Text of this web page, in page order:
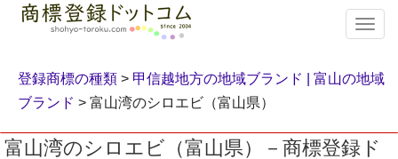
T
o
g
n
a
登録商標の種類 > 甲信越地方の地域ブランド | 富山の地域
ブランド > 富山湾のシロエビ（富山県）
富山湾のシロエビ（富山県）－商標登録ド